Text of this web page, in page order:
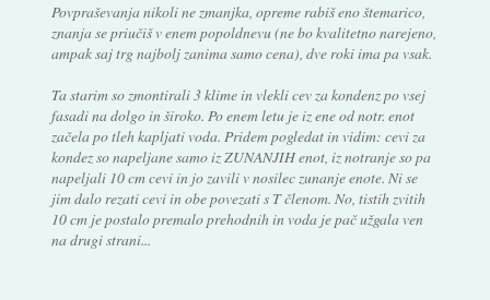
Povpraševanja nikoli ne zmanjka, opreme rabiš eno štemarico,
znanja se priučiš v enem popoldnevu (ne bo kvalitetno narejeno,
ampak saj trg najbolj zanima samo cena), dve roki ima pa vsak.
Ta starim so zmontirali 3 klime in vlekli cev za kondenz po vsej
fasadi na dolgo in široko. Po enem letu je iz ene od notr. enot
začela po tleh kapljati voda. Pridem pogledat in vidim: cevi za
kondez so napeljane samo iz ZUNANJIH enot, iz notranje so pa
napeljali 10 cm cevi in jo zavili v nosilec zunanje enote. Ni se
jim dalo rezati cevi in obe povezati s T členom. No, tistih zvitih
10 cm je postalo premalo prehodnih in voda je pač užgala ven
na drugi strani...